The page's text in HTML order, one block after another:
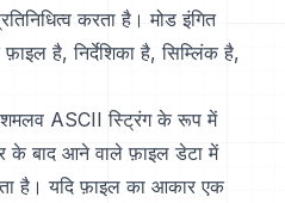
करता है। मोड इंगित
है, निर्देशिका है, सिम्लिंक है,
ASCII स्ट्रिंग के रूप में
के बाद आने वाले फ़ाइल डेटा में
है। यदि फ़ाइल का आकार एक